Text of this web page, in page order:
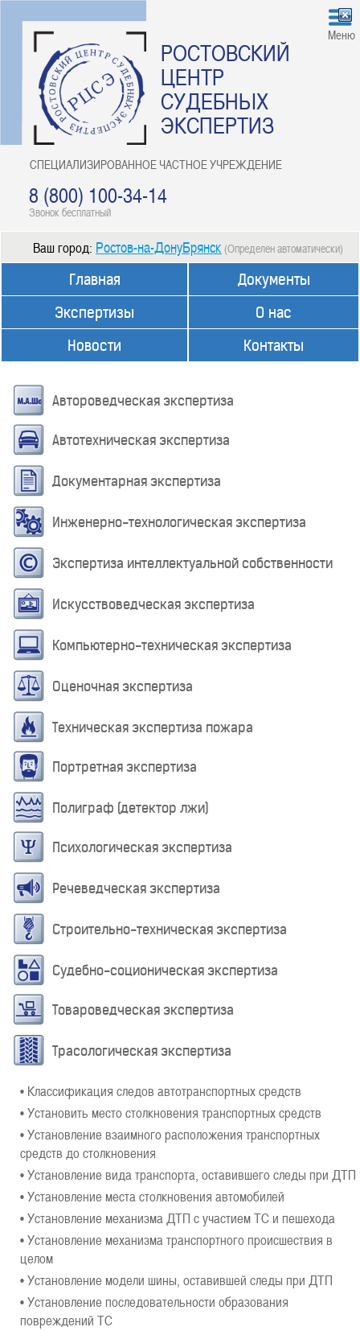
РОСТОВСКИЙ
ЦЕНТР
СУДЕБНЫХ
ЭКСПЕРТИЗ
СПЕЦИАЛИЗИРОВАННОЕ ЧАСТНОЕ УЧРЕЖДЕНИЕ
8 (800) 100-34-14
Звонок бесплатный
Меню
Ваш город: Ростов-на-ДонуБрянск (Определен автоматически)
Главная
Экспертизы
Новости
Документы
О нас
Контакты
Автороведческая экспертиза
Автотехническая экспертиза
Документарная экспертиза
Инженерно-технологическая экспертиза
Экспертиза интеллектуальной собственности
Искусствоведческая экспертиза
Компьютерно-техническая экспертиза
Оценочная экспертиза
Техническая экспертиза пожара
Портретная экспертиза
Полиграф (детектор лжи)
Психологическая экспертиза
Речеведческая экспертиза
Строительно-техническая экспертиза
Судебно-соционическая экспертиза
Товароведческая экспертиза
Трасологическая экспертиза
• Классификация следов автотранспортных средств
• Установить место столкновения транспортных средств
• Установление взаимного расположения транспортных
средств до столкновения
• Установление вида транспорта, оставившего следы при ДТП
• Установление места столкновения автомобилей
• Установление механизма ДТП с участием ТС и пешехода
• Установление механизма транспортного происшествия в
целом
• Установление модели шины, оставившей следы при ДТП
• Установление последовательности образования
повреждений ТС